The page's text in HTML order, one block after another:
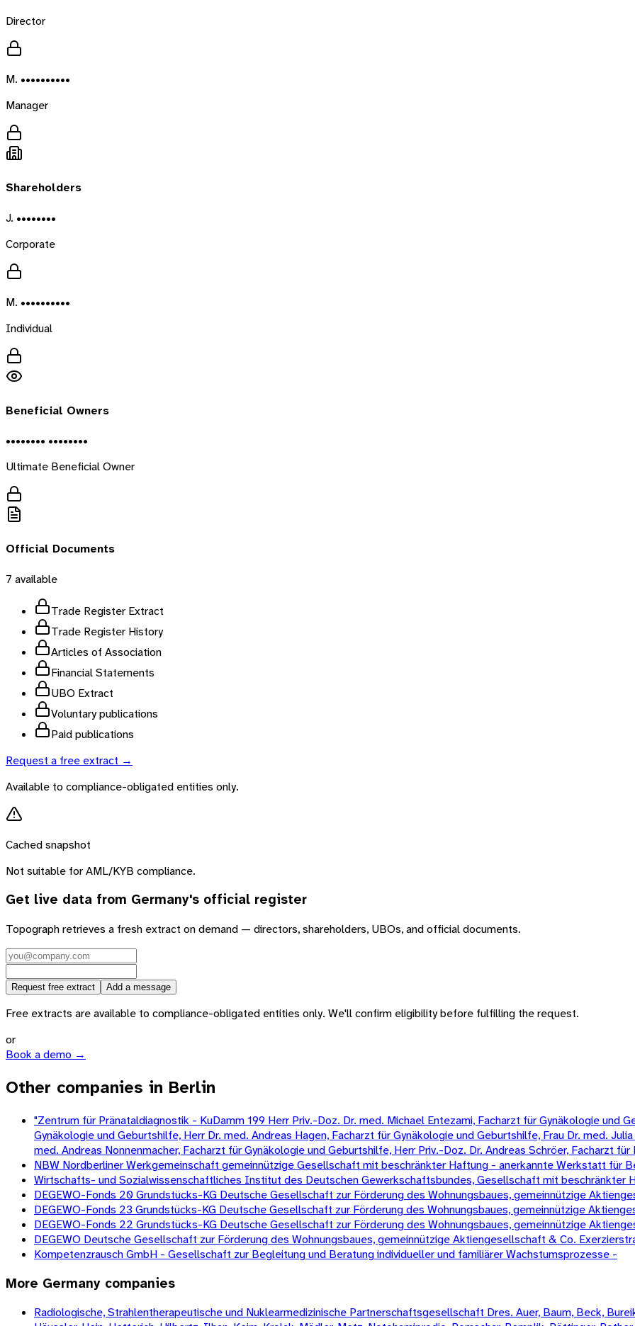
Director
M. ••••••••••
Manager
Shareholders
J. ••••••••
Corporate
M. ••••••••••
Individual
Beneficial Owners
•••••••• ••••••••
Ultimate Beneficial Owner
Official Documents
7 available
Trade Register Extract
Trade Register History
Articles of Association
Financial Statements
UBO Extract
Voluntary publications
Paid publications
Request a free extract →
Available to compliance-obligated entities only.
Cached snapshot
Not suitable for AML/KYB compliance.
Get live data from Germany's official register
Topograph retrieves a fresh extract on demand — directors, shareholders, UBOs, and official documents.
Request free extract Add a message
Free extracts are available to compliance-obligated entities only. We'll confirm eligibility before fulfilling the request.
or
Book a demo →
Other companies in Berlin
"Zentrum für Pränataldiagnostik - KuDamm 199 Herr Priv.-Doz. Dr. med. Michael Entezami, Facharzt für Gynäkologie und
Gynäkologie und Geburtshilfe, Herr Dr. med. Andreas Hagen, Facharzt für Gynäkologie und Geburtshilfe, Frau Dr. med.
med. Andreas Nonnenmacher, Facharzt für Gynäkologie und Geburtshilfe, Herr Priv.-Doz. Dr. Andreas Schröer, Facharzt
NBW Nordberliner Werkgemeinschaft gemeinnützige Gesellschaft mit beschränkter Haftung - anerkannte Werkstatt für
Wirtschafts- und Sozialwissenschaftliches Institut des Deutschen Gewerkschaftsbundes, Gesellschaft mit beschränkter
DEGEWO-Fonds 20 Grundstücks-KG Deutsche Gesellschaft zur Förderung des Wohnungsbaues, gemeinnützige
DEGEWO-Fonds 23 Grundstücks-KG Deutsche Gesellschaft zur Förderung des Wohnungsbaues, gemeinnützige
DEGEWO-Fonds 22 Grundstücks-KG Deutsche Gesellschaft zur Förderung des Wohnungsbaues, gemeinnützige
DEGEWO Deutsche Gesellschaft zur Förderung des Wohnungsbaues, gemeinnützige Aktiengesellschaft & Co.
Kompetenzrausch GmbH - Gesellschaft zur Begleitung und Beratung individueller und familiärer Wachstumsprozesse -
More Germany companies
Radiologische, Strahlentherapeutische und Nuklearmedizinische Partnerschaftsgesellschaft Dres. Auer, Baum, Beck,